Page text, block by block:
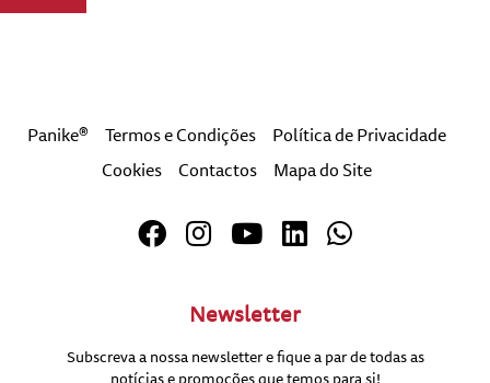
Panike® Termos e Condições
Política de Privacidade
Cookies
Contactos Mapa do Site
Newsletter
Subscreva a nossa newsletter e fique a par de todas as